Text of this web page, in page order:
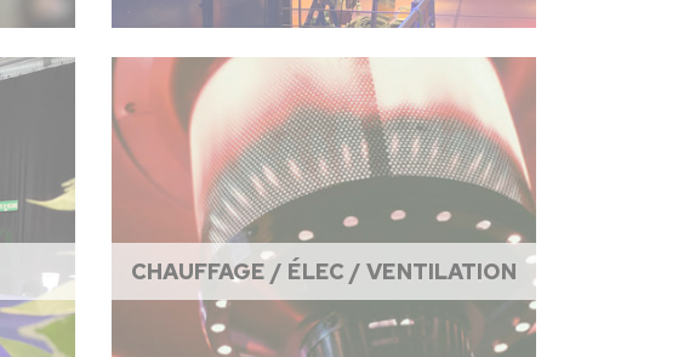
CHAUFFAGE / ÉLEC / VENTILATION